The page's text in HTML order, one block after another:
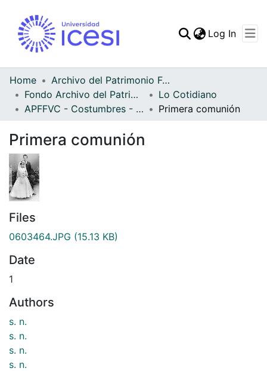
Statistics
Log In
Home
Archivo del Patrimonio Fotográfico y Fílmico del Valle del Cauca
Fondo Archivo del Patrimonio Fotográfico y Fílmico del Valle del Cauca
Lo Cotidiano
APFFVC - Costumbres - Patrimonial
Primera comunión
Primera comunión
Files
0603464.JPG (15.13 KB)
Date
1
Authors
s. n.
s. n.
s. n.
s. n.